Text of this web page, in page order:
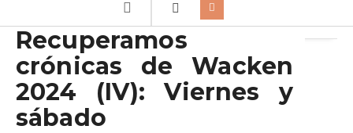
Recuperamos
crónicas de Wacken
2024 (IV): Viernes y
sábado